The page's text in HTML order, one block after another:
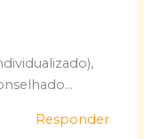
Responder